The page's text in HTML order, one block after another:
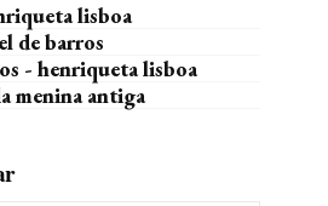
lisboa
de barros
- henriqueta lisboa
menina antiga